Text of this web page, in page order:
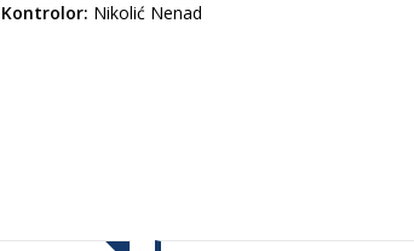
Kontrolor: Nikolić Nenad